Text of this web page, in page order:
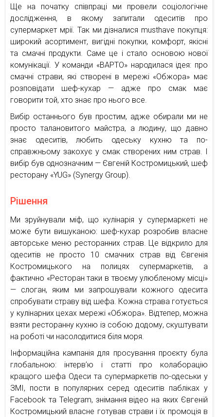
Ще на початку співпраці ми провели соціологічне
дослідження, в якому запитали одеситів про
супермаркет мрії. Так ми дізналися musthave покупця:
широкий асортимент, вигідні покупки, комфорт, якісні
та смачні продукти. Саме це і стало основою нової
комунікації. У команди «ВАРТО» народилася ідея: про
смачні страви, які створені в мережі «Обжора» має
розповідати шеф-кухар — адже про смак має
говорити той, хто знає про нього все.
Вибір останнього був простим, адже обирали ми не
просто талановитого майстра, а людину, що давно
знає одеситів, любить одеську кухню та по-
справжньому закохує у смак створених ним страв. І
вибір був однозначним — Євгеній Костромицький, шеф
ресторану «YUG» (Synergy Group).
Рішення
Ми зруйнували міф, що кулінарія у супермаркеті не
може бути вишуканою: шеф-кухар розробив власне
авторське меню ресторанних страв. Це відкрило для
одеситів не просто 10 смачних страв від Євгенія
Костромицького на полицях супермаркетів, а
фактично «Ресторан таки в твоєму улюбленому місці»
— слоган, яким ми запрошували кожного одесита
спробувати страву від шефа. Кожна страва готується
у кулінарних цехах мережі «Обжора». Відтепер, можна
взяти ресторанну кухню із собою додому, скуштувати
на роботі чи насолодитися біля моря.
Інформаційна кампанія для просування проєкту була
глобальною: інтерв’ю і статті про колаборацію
кращого шефа Одеси та супермаркетів по-одеськи у
ЗМІ, пости в популярних серед одеситів пабліках у
Facebook та Telegram, знімання відео на яких Євгеній
Костромицький власне готував страви і їх промоція в